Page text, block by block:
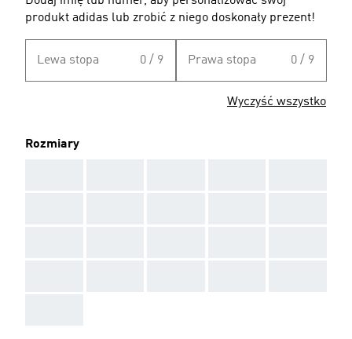
produkt adidas lub zrobić z niego doskonały prezent!
Lewa stopa 0 / 9 Prawa stopa 0 / 9
Wyczyść wszystko
Rozmiary